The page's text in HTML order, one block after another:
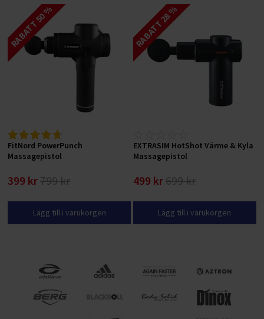
RABATT 50 %
FitNord PowerPunch
Massagepistol
399 kr 799 kr
Lägg till i varukorgen
RABATT 28 %
EXTRASIM HotShot Värme & Kyla
Massagepistol
499 kr699 kr
Lägg till i varukorgen